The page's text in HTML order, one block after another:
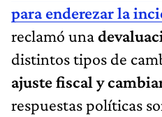
para enderezar la
reclamó una
distintos tipos de
ajuste fiscal y
respuestas políticas